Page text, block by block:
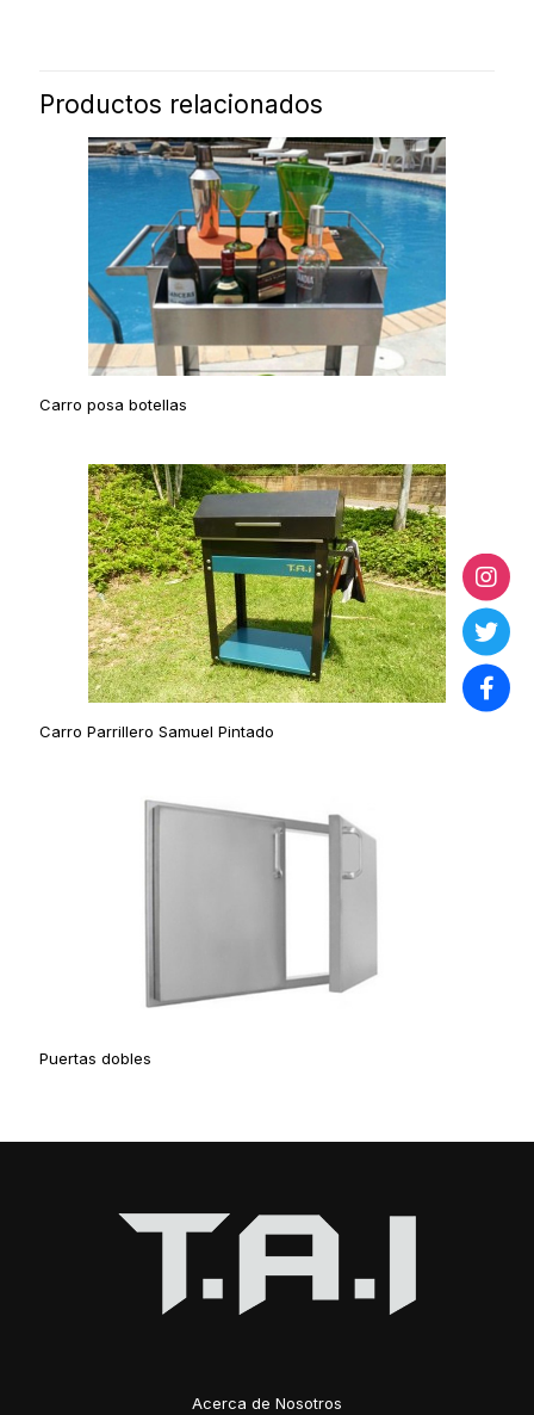
Productos relacionados
Carro posa botellas
Carro Parrillero Samuel Pintado
Puertas dobles
Acerca de Nosotros